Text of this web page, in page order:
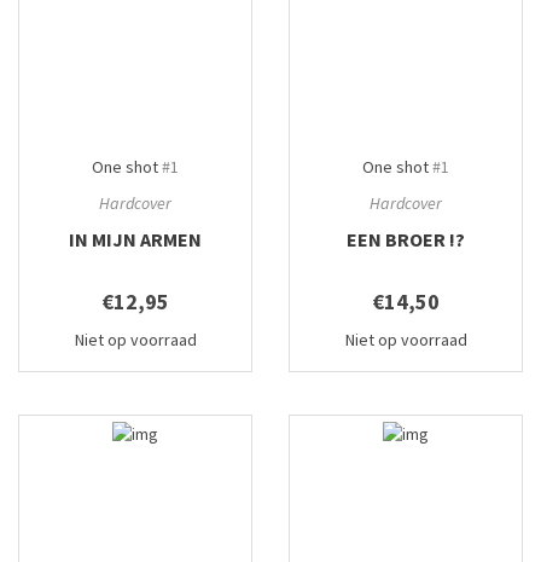
One shot#1
Hardcover
IN MIJN ARMEN
€12,95
Niet op voorraad
One shot#1
Hardcover
EEN BROER !?
€14,50
Niet op voorraad